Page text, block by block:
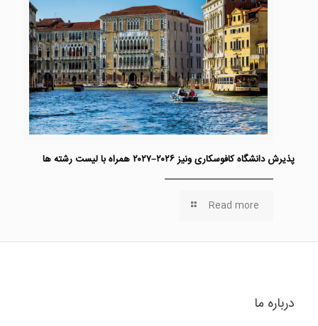
پذیرش دانشگاه کافوسکاری ونیز ۲۰۲۶–۲۰۲۷ همراه با لیست رشته ها
Read more
درباره ما